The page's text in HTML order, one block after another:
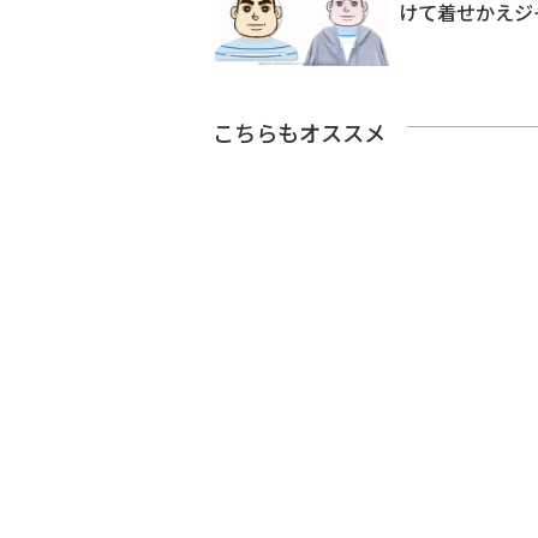
けて着せかえ
こちらもオススメ